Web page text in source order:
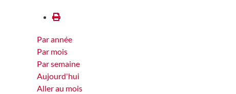
Par année
Par mois
Par semaine
Aujourd'hui
Aller au mois